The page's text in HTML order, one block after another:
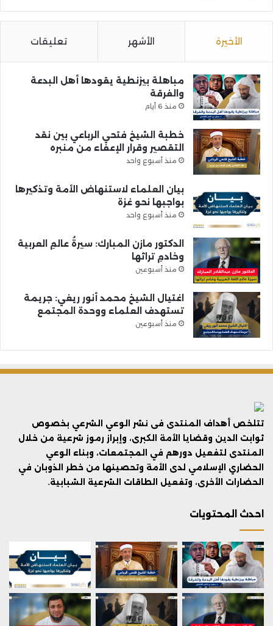
الأخيرة الأشهر تعليقات
مباهلة بيزنطية يقودها أهل البدعة
والفرقة
منذ 6 أيام
خطبة الشيخ فتحي الرباعي بين نقد
التقصير وقرار الإعفاء من منبره
منذ أسبوع واحد
بيان العلماء لاستنهاض الأمة وتذكيرها
بواجبها نحو غزة
منذ أسبوع واحد
الدكتور مازن المبارك: سيرةُ عالمِ العربية
وخادمِ تراثها
منذ أسبوعين
اغتيال الشيخ محمد أنور ريغي: جريمة
تستهدف العلماء ووحدة المجتمع
منذ أسبوعين
تتلخص أهداف المنتدى فى نشر الوعي الشرعي بخصوص
ثوابت الدين وقضايا الأمة الكبرى، وإبراز رموز شرعية من خلال
المنتدى لتفعيل دورهم في المجتمعات، وبناء الوعي
الحضاري الإسلامي لدى الأمة وتحصينها من خطر الذوبان في
الحضارات الأخرى، وتفعيل الطاقات الشرعية الشبابية.
احدث المحتويات